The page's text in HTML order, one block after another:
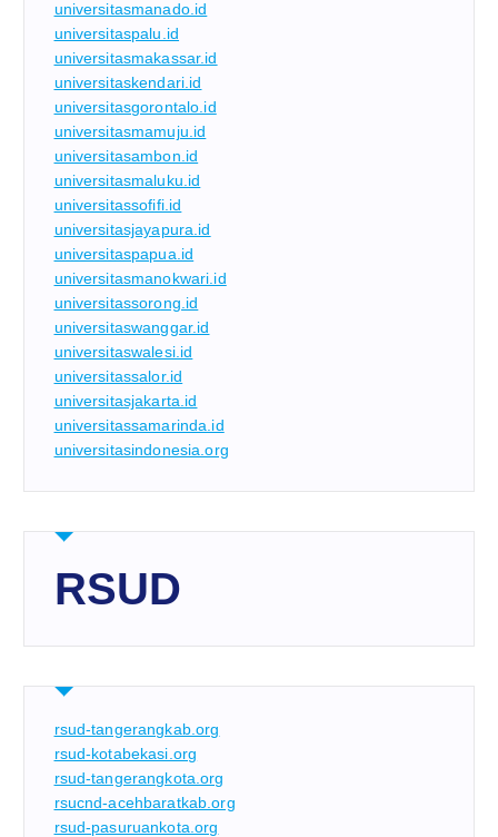
universitasmanado.id
universitaspalu.id
universitasmakassar.id
universitaskendari.id
universitasgorontalo.id
universitasmamuju.id
universitasambon.id
universitasmaluku.id
universitassofifi.id
universitasjayapura.id
universitaspapua.id
universitasmanokwari.id
universitassorong.id
universitaswanggar.id
universitaswalesi.id
universitassalor.id
universitasjakarta.id
universitassamarinda.id
universitasindonesia.org
RSUD
rsud-tangerangkab.org
rsud-kotabekasi.org
rsud-tangerangkota.org
rsucnd-acehbaratkab.org
rsud-pasuruankota.org